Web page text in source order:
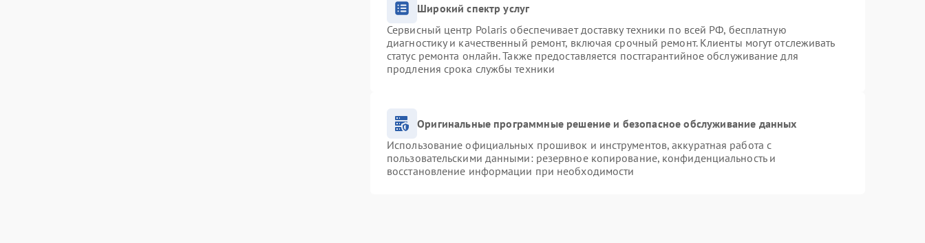
Широкий спектр услуг
Сервисный центр Polaris обеспечивает доставку техники по всей РФ, бесплатную
диагностику и качественный ремонт, включая срочный ремонт. Клиенты могут отслеживать
статус ремонта онлайн. Также предоставляется постгарантийное обслуживание для
продления срока службы техники
Оригинальные программные решение и безопасное обслуживание данных
Использование официальных прошивок и инструментов, аккуратная работа с
пользовательскими данными: резервное копирование, конфиденциальность и
восстановление информации при необходимости